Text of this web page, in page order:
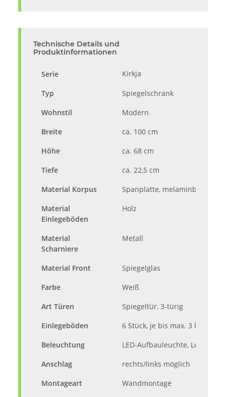
Technische Details und
Produktinformationen
Serie Kirkja
Typ
Spiegelschrank
Wohnstil
Modern
Breite
ca. 100 cm
Höhe
ca. 68 cm
Tiefe
ca. 22,5 cm
Material Korpus
Spanplatte,
Material
Einlegeböden
Holz
Material
Scharniere
Metall
Material Front
Spiegelglas
Farbe
Weiß
Art Türen
Spiegeltür, 3-türig
Einlegeböden
6 Stück, je bis max. 3 kg
Beleuchtung
LED-Aufbauleuchte,
Anschlag
rechts/links möglich
Montageart
Wandmontage